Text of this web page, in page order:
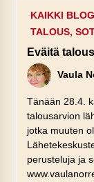
KAIKKI
TALOUS,
Eväitä
Vaula
Tänään 28.4.
talousarvion
jotka muuten
perusteluja ja